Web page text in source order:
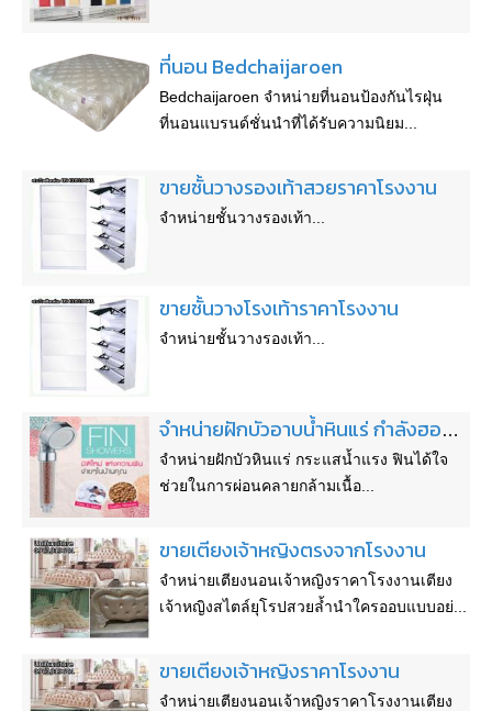
ที่นอน Bedchaijaroen
Bedchaijaroen จำหน่ายที่นอนป้องกันไรฝุ่น
ที่นอนแบรนด์ชั่นนำที่ได้รับความนิยม...
ขายชั้นวางรองเท้าสวยราคาโรงงาน
จำหน่ายชั้นวางรองเท้า...
ขายชั้นวางโรงเท้าราคาโรงงาน
จำหน่ายชั้นวางรองเท้า...
จำหน่ายฝักบัวอาบน้ำหินแร่ กำลังฮอตในตอนนี้ราคา530บาทเท่านั้น
จำหน่ายฝักบัวหินแร่ กระแสน้ำแรง ฟินได้ใจ
ช่วยในการผ่อนคลายกล้ามเนื้อ...
ขายเตียงเจ้าหญิงตรงจากโรงงาน
จำหน่ายเตียงนอนเจ้าหญิงราคาโรงงานเตียง
เจ้าหญิงสไตล์ยุโรปสวยล้ำนำใครออบแบบอย่...
ขายเตียงเจ้าหญิงราคาโรงงาน
จำหน่ายเตียงนอนเจ้าหญิงราคาโรงงานเตียง